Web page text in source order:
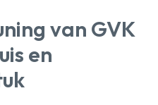
van GVK
en